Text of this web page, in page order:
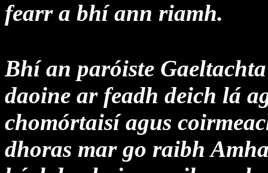
fearr a bhí ann riamh.
Bhí an paróiste
daoine ar feadh deich lá
chomórtaisí agus
dhoras mar go raibh